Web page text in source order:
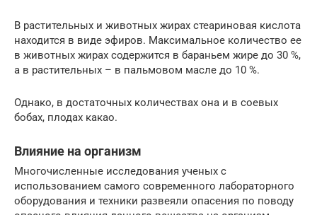
В растительных и животных жирах стеариновая кислота
находится в виде эфиров. Максимальное количество ее
в животных жирах содержится в бараньем жире до 30 %,
а в растительных – в пальмовом масле до 10 %.
Однако, в достаточных количествах она и в соевых
бобах, плодах какао.
Влияние на организм
Многочисленные исследования ученых с
использованием самого современного лабораторного
оборудования и техники развеяли опасения по поводу